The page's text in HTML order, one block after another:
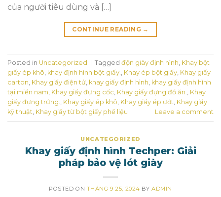
của người tiêu dùng và […]
CONTINUE READING →
Posted in Uncategorized Tagged độn giày định hình, Khay bột
giấy ép khô, khay định hình bột giấy., Khay ép bột giấy, Khay giấy
carton, Khay giấy điện tử, khay giấy định hình, khay giấy định hình
tại miền nam, Khay giấy đựng cốc, Khay giấy đựng đồ ăn., Khay
giấy đựng trứng., Khay giấy ép khô, Khay giấy ép ướt, Khay giấy
kỹ thuật, Khay giấy từ bột giấy phế liệu Leave a comment
UNCATEGORIZED
Khay giấy định hình Techper: Giải
pháp bảo vệ lót giày
POSTED ON THÁNG 9 25, 2024 BY ADMIN